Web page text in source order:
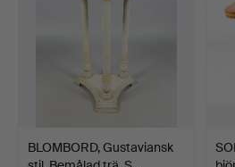
BLOMBORD, Gustaviansk